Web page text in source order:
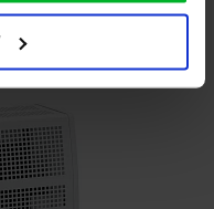
10-32 °C odvod spalin do